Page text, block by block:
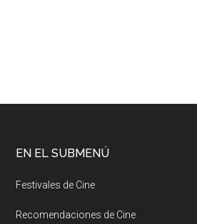
EN EL SUBMENÚ
Festivales de Cine
Recomendaciones de Cine